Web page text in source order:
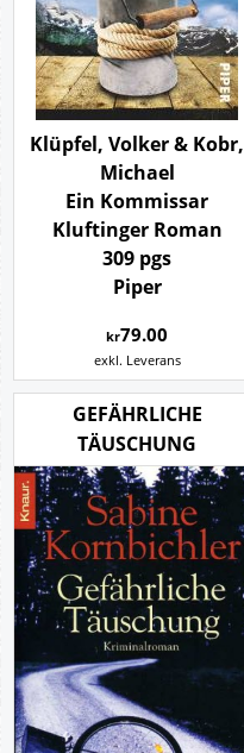
Klüpfel, Volker & Kobr,
Michael
Ein Kommissar
Kluftinger Roman
309 pgs
Piper
kr79.00
exkl. Leverans
GEFÄHRLICHE
TÄUSCHUNG